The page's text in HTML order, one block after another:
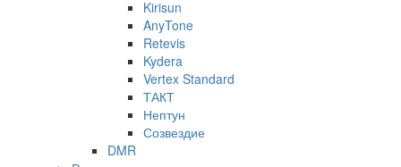
Kirisun
AnyTone
Retevis
Kydera
Vertex Standard
ТАКТ
Нептун
Созвездие
DMR